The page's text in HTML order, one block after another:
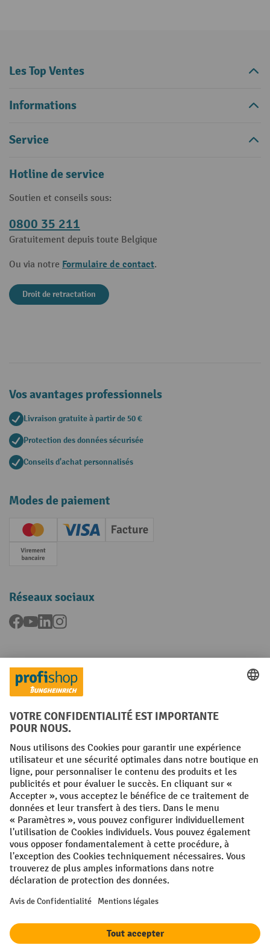
Les Top Ventes
Informations
Service
Hotline de service
Soutien et conseils sous:
0800 35 211
Gratuitement depuis toute Belgique
Ou via notre Formulaire de contact.
Droit de retractation
Vos avantages professionnels
Livraison gratuite à partir de 50 €
Protection des données sécurisée
Conseils d'achat personnalisés
Modes de paiement
Creditcard (Master)Creditcard (Visa)
Facture
Paiement anticipé
Réseaux sociaux
Facebook
YouTubeLinkedInInstagram
Langues
FR NL
Conditions générales Mentions légales
Protection des Données Politique de cookies
All prices excl. VAT plusshipping costsand possible delivery charges,
if not stated otherwise.
¹ La remise est valable jusqu'à épuisement des stocks. La remise ne
s'applique pas aux prix spéciaux. Il n'est pas possible de le combiner
avec d'autres réductions en pourcentage ou bons de réduction. | ² La
réduction sera accordée une seule fois lors de la première inscription
à la newsletter. Le code de réduction est valable pendant 10 jours et
nette minimale de 250,00 €. La réduction varie selon la catégorie de
électriques, les gerbeurs électriques, les chariots élévateurs
électriques et les outils sont exclus de cette promotion. La